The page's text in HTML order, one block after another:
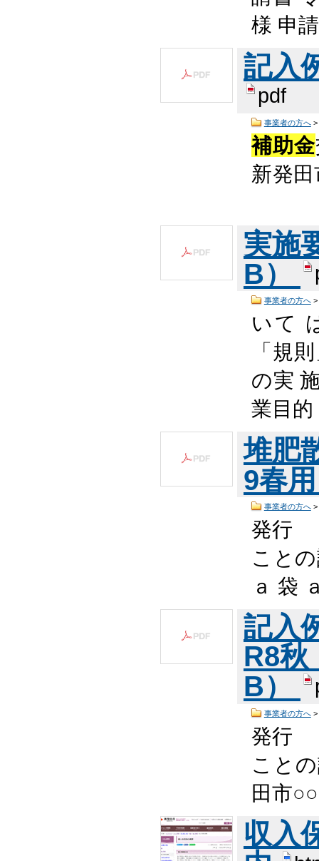
様 申
記入
pdf
事業者の方へ>
補助金
新発
実施
B）
事業者の方へ>
いて
「規
の実
業
堆肥
9春
事業者の方へ>
発行
こと
ａ 袋
記入
R8秋
B）
事業者の方へ>
発行
こと
田市
収入